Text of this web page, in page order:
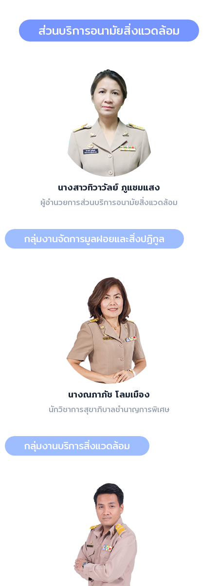
ส่วนบริการอนามัยสิ่งแวดล้อม
นางสาวทิวาวัลย์ ภูแซมแสง
ผู้อำนวยการส่วนบริการอนามัยสิ่งแวดล้อม
กลุ่มงานจัดการมูลฝอยและสิ่งปฏิกูล
นางณภาภัช โลมเมือง
นักวิชาการสุขาภิบาลชำนาญการพิเศษ
กลุ่มงานบริการสิ่งแวดล้อม